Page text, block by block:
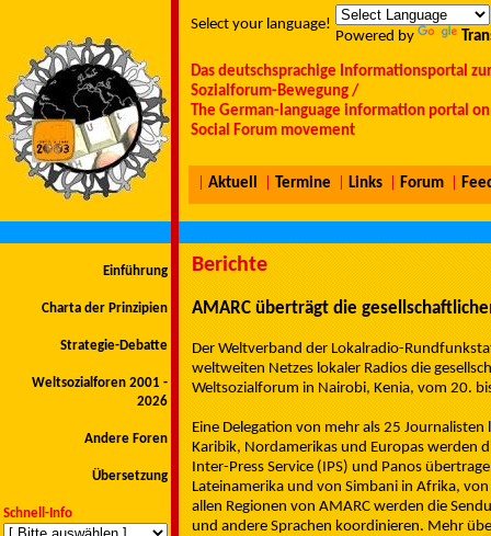
Select your language!
Powered by
Das deutschsprachige Informationsportal
Sozialforum-Bewegung /
The German-language information portal
Social Forum movement
Aktuell Termine Links Forum
Einführung
Charta der Prinzipien
Strategie-Debatte
Weltsozialforen 2001 -
2026
Andere Foren
Übersetzung
Schnell-Info
Berichte
AMARC überträgt die
Der Weltverband der Lokalradio-
weltweiten Netzes lokaler Radios die
Weltsozialforum in Nairobi, Kenia, vom 20.
Eine Delegation von mehr als 25
Karibik, Nordamerikas und Europas werden
Inter-Press Service (IPS) und Panos
Lateinamerika und von Simbani in Afrika,
allen Regionen von AMARC werden die
und andere Sprachen koordinieren. Mehr